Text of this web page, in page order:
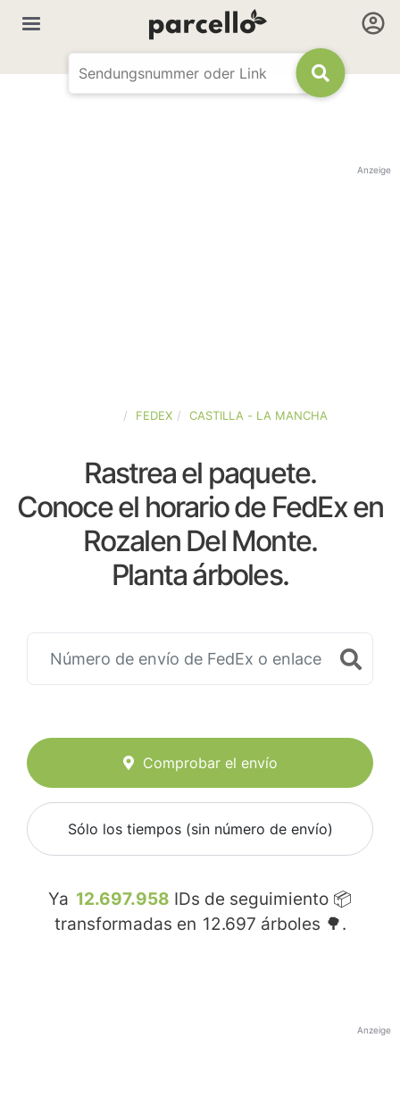
Anzeige
FEDEX CASTILLA - LA MANCHA
Rastrea el paquete.
Conoce el horario de FedEx en
Rozalen Del Monte.
Planta árboles.
Comprobar el envío
Sólo los tiempos (sin número de envío)
Ya 12.697.958 IDs de seguimiento 📦
transformadas en 12.697 árboles 🌳.
Anzeige